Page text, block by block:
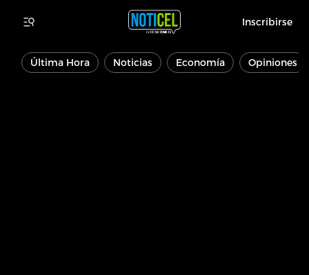
Inscribirse
Última Hora Noticias Economía Opiniones